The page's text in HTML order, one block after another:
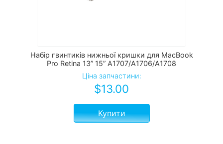
Набір гвинтиків нижньої кришки для MacBook
Pro Retina 13” 15” A1707/A1706/A1708
Ціна запчастини:
$13.00
Купити